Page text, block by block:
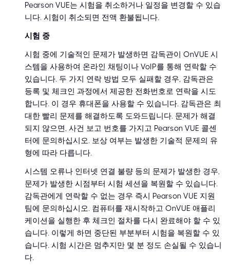
Pearson VUE는 시험을 취소하거나 일정을 변경할 수 있습
니다. 시험이 취소되면 전액 환불됩니다.
시험 중
시험 중에 기술적인 문제가 발생하면 감독관이 OnVUE 시
스템을 사용하여 온라인 채팅이나 VoIP를 통해 연락할 수
있습니다. 두 가지 연락 방법 모두 실패할 경우, 감독관은
등록 및 체크인 과정에서 제공한 전화번호로 연락을 시도
합니다. 이 경우 휴대폰을 사용할 수 있습니다. 감독관은 최
대한 빨리 문제를 해결하도록 도와드립니다. 문제가 해결
되지 않으면, 사건 보고 번호를 가지고 Pearson VUE 콜센
터에 문의하십시오. 보상 여부는 발생한 기술적 문제의 유
형에 따라 다릅니다.
시스템 오류나 인터넷 연결 불량 등의 문제가 발생한 경우,
문제가 발생한 시점부터 시험 세션을 복원할 수 있습니다.
감독관에게 연락할 수 없는 경우 즉시 Pearson VUE 지원
팀에 문의하십시오. 컴퓨터를 재시작하고 OnVUE 애플리
케이션을 실행한 후 체크인 절차를 다시 완료해야 할 수 있
습니다. 이렇게 하면 중단된 부분부터 시험을 복원할 수 있
습니다. 시험 시간은 멈추지만 몇 분 정도 손실될 수 있습니
다.